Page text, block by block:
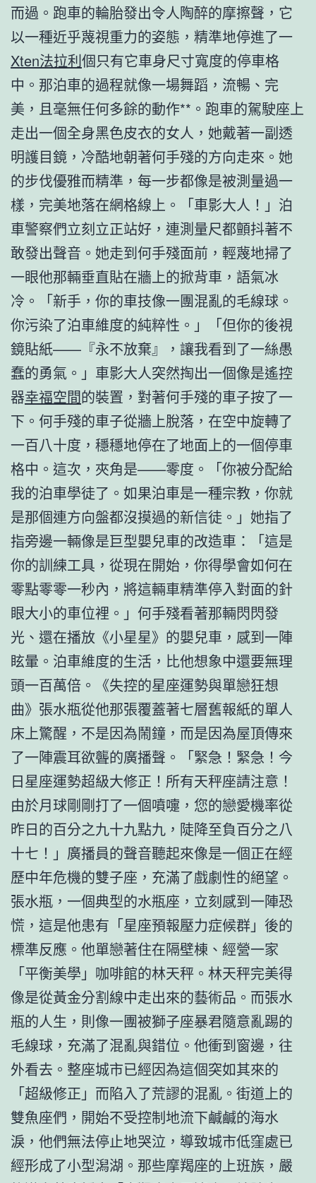
而過。跑車的輪胎發出令人陶醉的摩擦聲，它
以一種近乎蔑視重力的姿態，精準地停進了一
Xten法拉利個只有它車身尺寸寬度的停車格
中。那泊車的過程就像一場舞蹈，流暢、完
美，且毫無任何多餘的動作**。跑車的駕駛座上
走出一個全身黑色皮衣的女人，她戴著一副透
明護目鏡，冷酷地朝著何手殘的方向走來。她
的步伐優雅而精準，每一步都像是被測量過一
樣，完美地落在網格線上。「車影大人！」泊
車警察們立刻立正站好，連測量尺都顫抖著不
敢發出聲音。她走到何手殘面前，輕蔑地掃了
一眼他那輛垂直貼在牆上的掀背車，語氣冰
冷。「新手，你的車技像一團混亂的毛線球。
你污染了泊車維度的純粹性。」「但你的後視
鏡貼紙——『永不放棄』，讓我看到了一絲愚
蠢的勇氣。」車影大人突然掏出一個像是遙控
器幸福空間的裝置，對著何手殘的車子按了一
下。何手殘的車子從牆上脫落，在空中旋轉了
一百八十度，穩穩地停在了地面上的一個停車
格中。這次，夾角是——零度。「你被分配給
我的泊車學徒了。如果泊車是一種宗教，你就
是那個連方向盤都沒摸過的新信徒。」她指了
指旁邊一輛像是巨型嬰兒車的改造車：「這是
你的訓練工具，從現在開始，你得學會如何在
零點零零一秒內，將這輛車精準停入對面的針
眼大小的車位裡。」何手殘看著那輛閃閃發
光、還在播放《小星星》的嬰兒車，感到一陣
眩暈。泊車維度的生活，比他想象中還要無理
頭一百萬倍。《失控的星座運勢與單戀狂想
曲》張水瓶從他那張覆蓋著七層舊報紙的單人
床上驚醒，不是因為鬧鐘，而是因為屋頂傳來
了一陣震耳欲聾的廣播聲。「緊急！緊急！今
日星座運勢超級大修正！所有天秤座請注意！
由於月球剛剛打了一個噴嚏，您的戀愛機率從
昨日的百分之九十九點九，陡降至負百分之八
十七！」廣播員的聲音聽起來像是一個正在經
歷中年危機的雙子座，充滿了戲劇性的絕望。
張水瓶，一個典型的水瓶座，立刻感到一陣恐
慌，這是他患有「星座預報壓力症候群」後的
標準反應。他單戀著住在隔壁棟、經營一家
「平衡美學」咖啡館的林天秤。林天秤完美得
像是從黃金分割線中走出來的藝術品。而張水
瓶的人生，則像一團被獅子座暴君隨意亂踢的
毛線球，充滿了混亂與錯位。他衝到窗邊，往
外看去。整座城市已經因為這個突如其來的
「超級修正」而陷入了荒謬的混亂。街道上的
雙魚座們，開始不受控制地流下鹹鹹的海水
淚，他們無法停止地哭泣，導致城市低窪處已
經形成了小型潟湖。那些摩羯座的上班族，嚴